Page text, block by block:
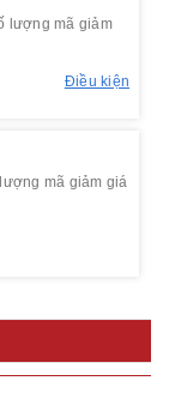
lượng mã giảm
Điều kiện
mã giảm giá